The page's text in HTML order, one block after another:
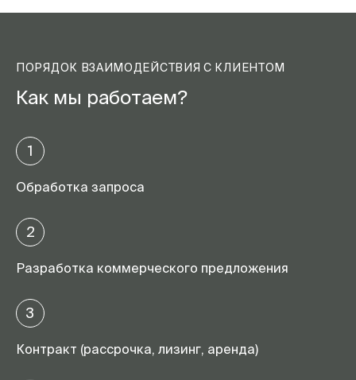
ПОРЯДОК ВЗАИМОДЕЙСТВИЯ С КЛИЕНТОМ
Как мы работаем?
1
Обработка запроса
2
Разработка коммерческого предложения
3
Контракт (рассрочка, лизинг, аренда)